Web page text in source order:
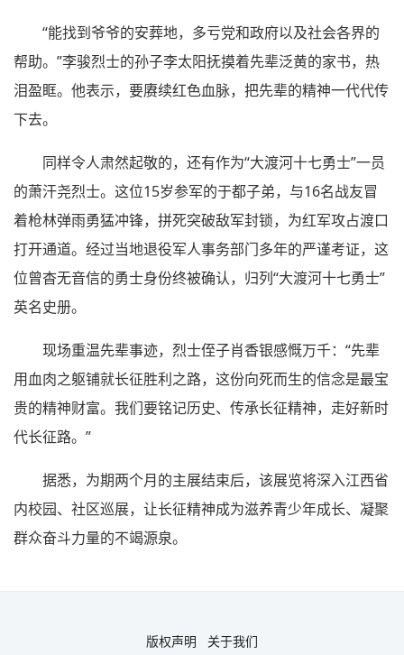
“能找到爷爷的安葬地，多亏党和政府以及社会各界的
帮助。”李骏烈士的孙子李太阳抚摸着先辈泛黄的家书，热
泪盈眶。他表示，要赓续红色血脉，把先辈的精神一代代传
下去。
同样令人肃然起敬的，还有作为“大渡河十七勇士”一员
的萧汗尧烈士。这位15岁参军的于都子弟，与16名战友冒
着枪林弹雨勇猛冲锋，拼死突破敌军封锁，为红军攻占渡口
打开通道。经过当地退役军人事务部门多年的严谨考证，这
位曾杳无音信的勇士身份终被确认，归列“大渡河十七勇士”
英名史册。
现场重温先辈事迹，烈士侄子肖香银感慨万千：“先辈
用血肉之躯铺就长征胜利之路，这份向死而生的信念是最宝
贵的精神财富。我们要铭记历史、传承长征精神，走好新时
代长征路。”
据悉，为期两个月的主展结束后，该展览将深入江西省
内校园、社区巡展，让长征精神成为滋养青少年成长、凝聚
群众奋斗力量的不竭源泉。
版权声明 关于我们